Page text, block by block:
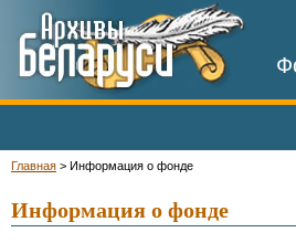
Главная > Информация о фонде
Информация о фонде